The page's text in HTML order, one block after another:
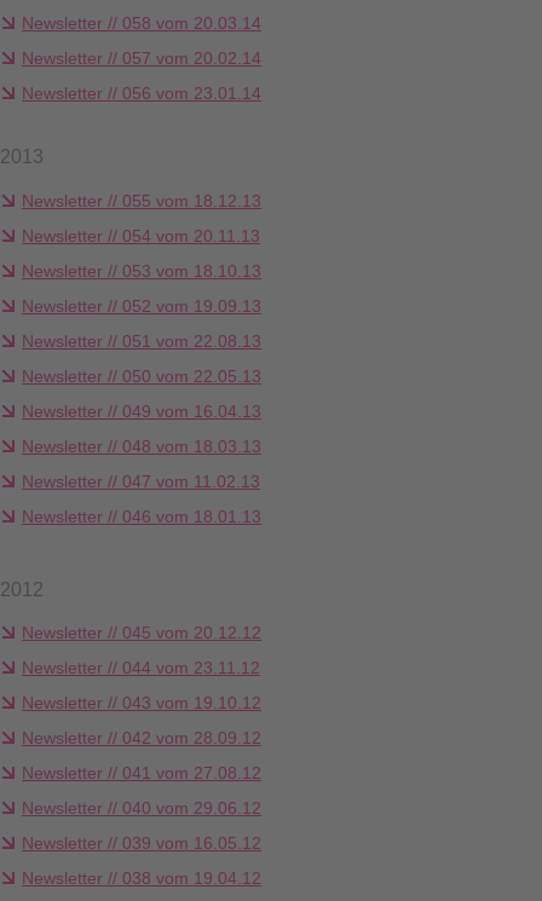
Newsletter // 058 vom 20.03.14
Newsletter // 057 vom 20.02.14
Newsletter // 056 vom 23.01.14
2013
Newsletter // 055 vom 18.12.13
Newsletter // 054 vom 20.11.13
Newsletter // 053 vom 18.10.13
Newsletter // 052 vom 19.09.13
Newsletter // 051 vom 22.08.13
Newsletter // 050 vom 22.05.13
Newsletter // 049 vom 16.04.13
Newsletter // 048 vom 18.03.13
Newsletter // 047 vom 11.02.13
Newsletter // 046 vom 18.01.13
2012
Newsletter // 045 vom 20.12.12
Newsletter // 044 vom 23.11.12
Newsletter // 043 vom 19.10.12
Newsletter // 042 vom 28.09.12
Newsletter // 041 vom 27.08.12
Newsletter // 040 vom 29.06.12
Newsletter // 039 vom 16.05.12
Newsletter // 038 vom 19.04.12